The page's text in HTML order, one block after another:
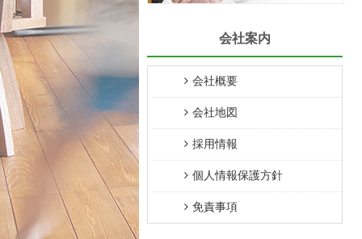
会社案内
会社概要
会社地図
採用情報
個人情報保護方針
免責事項